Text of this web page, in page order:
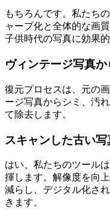
もちろんです。私たち
ャープ化と全体的な画
子供時代の写真に効果的
ヴィンテージ写真
復元プロセスは、元の
ージ写真からシミ、汚
て除去します。
スキャンした古い
はい、私たちのツール
揮します。解像度を向
減らし、デジタル化さ
きます。